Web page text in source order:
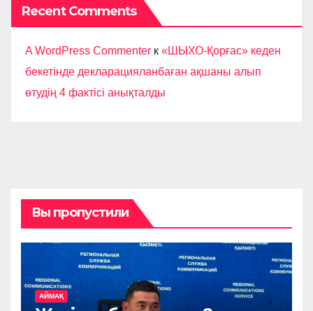
Recent Comments
A WordPress Commenter к «ШЫХО-Қорғас» кеден
бекетінде декларацияланбаған ақшаны алып
өтудің 4 фактісі анықталды
Вы пропустили
АЙМАҚ